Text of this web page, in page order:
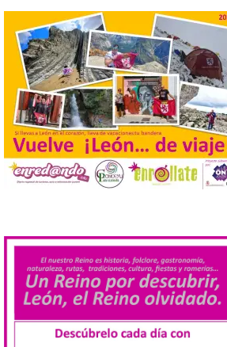
elaboradas por especialistas para
observar el eclipse con seguridad León, 7
de agosto de 2026. La programación […]
Laciana comienza su
programación para
disfrutar el eclipse total
del 12 de agosto
7 Ago 2026
Durante los días 1 y 2 de
planetario que se instaló
en el polideportivo municipal, con pases
de mañana dedicados preferentemente al
público infantil y, el resto del […]
Más de 200.000 jóvenes